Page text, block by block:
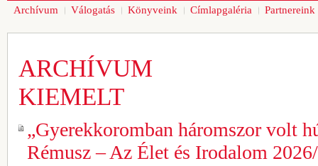
Archívum Válogatás Könyveink Címlapgaléria Partnereink
ARCHÍVUM
KIEMELT
„Gyerekkoromban háromszor volt
Rémusz – Az Élet és Irodalom